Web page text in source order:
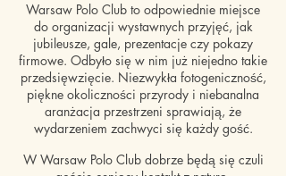
Warsaw Polo Club to odpowiednie miejsce
do organizacji wystawnych przyjęć, jak
jubileusze, gale, prezentacje czy pokazy
firmowe. Odbyło się w nim już niejedno takie
przedsięwzięcie. Niezwykła fotogeniczność,
piękne okoliczności przyrody i niebanalna
aranżacja przestrzeni sprawiają, że
wydarzeniem zachwyci się każdy gość.
W Warsaw Polo Club dobrze będą się czuli